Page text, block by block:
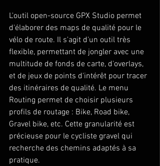
L'outil open-source GPX Studio permet
d'élaborer des maps de qualité pour le
vélo de route. Il s'agit d'un outil très
flexible, permettant de jongler avec une
multitude de fonds de carte, d'overlays,
et de jeux de points d'intérêt pour tracer
des itinéraires de qualité. Le menu
Routing permet de choisir plusieurs
profils de routage : Bike, Road bike,
Gravel bike, etc. Cette granularité est
précieuse pour le cycliste gravel qui
recherche des chemins adaptés à sa
pratique.